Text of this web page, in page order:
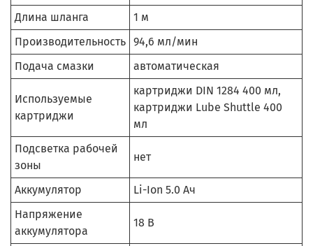
Длина шланга
1 м
Производительность 94,6 мл/мин
Подача смазки
автоматическая
Используемые
картриджи
картриджи DIN 1284 400 мл,
картриджи Lube Shuttle 400
мл
Подсветка рабочей
зоны
нет
Аккумулятор
Li-Ion 5.0 Ач
Напряжение
аккумулятора
18 В